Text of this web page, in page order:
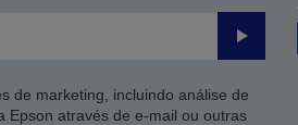
Enviar
de marketing, incluindo análise de
Epson através de e-mail ou outras